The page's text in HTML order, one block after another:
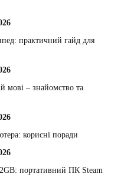
практичний гайд для
мові – знайомство та
корисні поради
портативний ПК Steam